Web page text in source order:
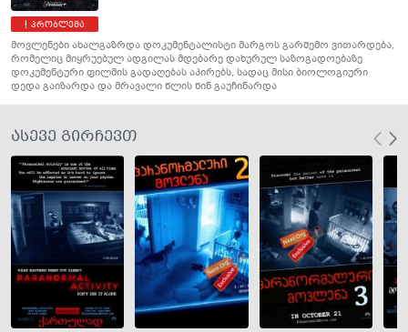
პრობლემა
მოვლენები ახალგაზრდა დოკუმენტალისტი მარგოს გარშემო ვითარდება,
რომელიც მიყრუებულ ადგილას მდებარე დახურულ საზოგადოებაზე
დოკუმენტური ფილმის გადაღებას აპირებს, სადაც მისი ბიოლოგიური
დედა გაიზარდა და მრავალი წლის წინ გაუჩინარდა
ასევე გირჩევთ